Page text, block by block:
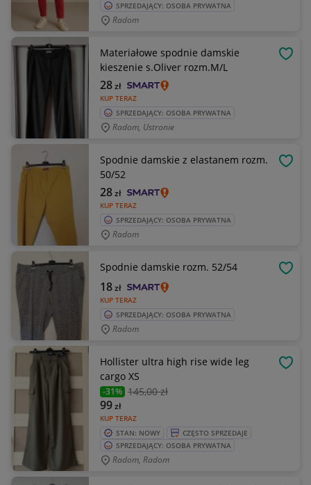
SPRZEDAJĄCY: OSOBA PRYWATNA
Radom
Materiałowe spodnie damskie
kieszenie s.Oliver rozm.M/L
KUP TERAZ
28zł
SPRZEDAJĄCY: OSOBA PRYWATNA
Radom, Ustronie
Spodnie damskie z elastanem rozm.
50/52
KUP TERAZ
28zł
SPRZEDAJĄCY: OSOBA PRYWATNA
Radom
Spodnie damskie rozm. 52/54
KUP TERAZ
18zł
SPRZEDAJĄCY: OSOBA PRYWATNA
Radom
Hollister ultra high rise wide leg
cargo XS
-31% 145,00 zł
KUP TERAZ
99zł
STAN: NOWY
CZĘSTO SPRZEDAJE
SPRZEDAJĄCY: OSOBA PRYWATNA
Radom, Radom